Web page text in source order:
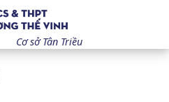
Cơ sở Tân Triều